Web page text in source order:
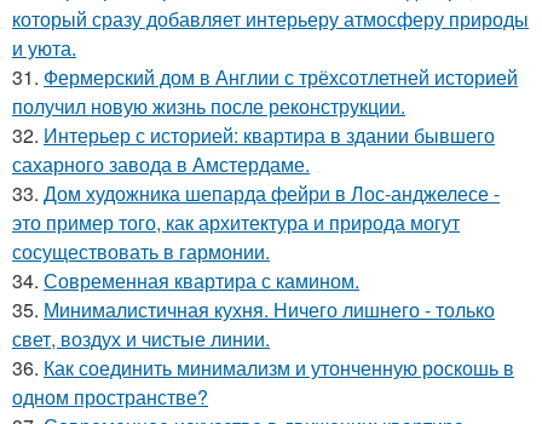
который сразу добавляет интерьеру атмосферу природы
и уюта.
31. Фермерский дом в Англии с трёхсотлетней историей
получил новую жизнь после реконструкции.
32. Интерьер с историей: квартира в здании бывшего
сахарного завода в Амстердаме.
33. Дом художника шепарда фейри в Лос-анджелесе -
это пример того, как архитектура и природа могут
сосуществовать в гармонии.
34. Современная квартира с камином.
35. Минималистичная кухня. Ничего лишнего - только
свет, воздух и чистые линии.
36. Как соединить минимализм и утонченную роскошь в
одном пространстве?